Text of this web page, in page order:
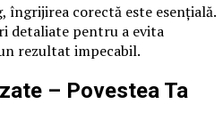
îngrijirea corectă este esențială.
detaliate pentru a evita
rezultat impecabil.
– Povestea Ta